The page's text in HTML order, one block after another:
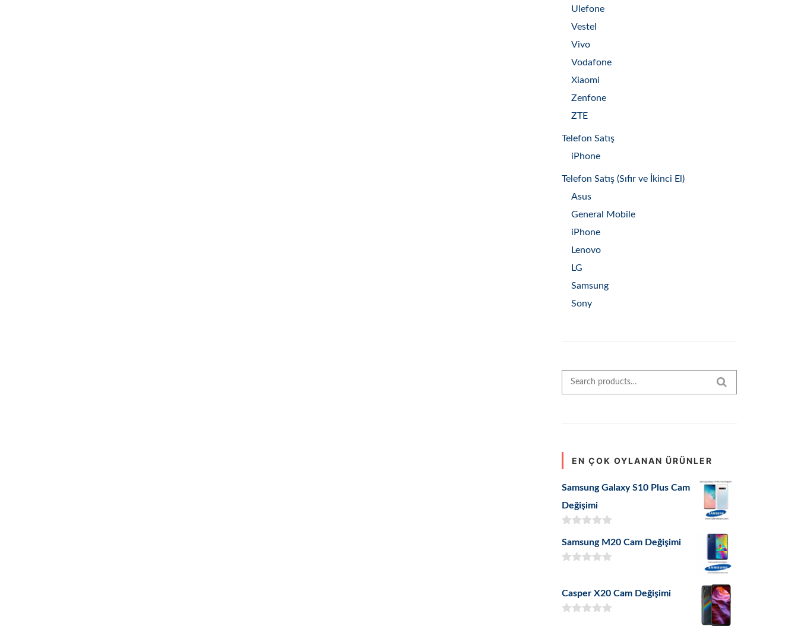
Ulefone
Vestel
Vivo
Vodafone
Xiaomi
Zenfone
ZTE
Telefon Satış
iPhone
Telefon Satış (Sıfır ve İkinci El)
Asus
General Mobile
iPhone
Lenovo
LG
Samsung
Sony
Search for:
EN ÇOK OYLANAN ÜRÜNLER
Samsung Galaxy S10 Plus Cam
Değişimi
5.00oy aldı
Samsung M20 Cam Değişimi
Casper X20 Cam Değişimi